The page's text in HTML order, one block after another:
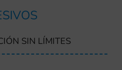
SIN LÍMITES